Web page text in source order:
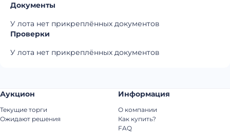
Документы
У лота нет прикреплённых документов
Проверки
У лота нет прикреплённых документов
Аукцион
Текущие торги
Ожидают решения
Информация
О компании
Как купить?
FAQ